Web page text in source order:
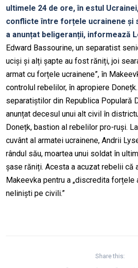
ultimele 24 de ore, în estul
conflicte între forțele ucrainene și
a anunțat beligeranții, informează
Edward Bassourine, un separatist
uciși și alți șapte au fost răniți, joi
armat cu forțele ucrainene”, în
controlul rebelilor, în apropiere
separatiștilor din Republica Populară
anunțat decesul unui alt civil în
Donețk, bastion al rebelilor pro-ruși.
cuvânt al armatei ucrainene, Andrii
rândul său, moartea unui soldat în
șase răniți. Acesta a acuzat rebelii că
Makeevka pentru a „discredita forțele
neliniști pe civili.”
Share this: